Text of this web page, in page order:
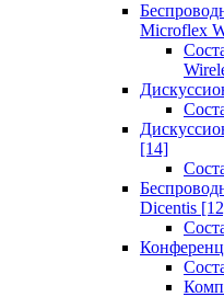
Microflex
[14]
Dicentis